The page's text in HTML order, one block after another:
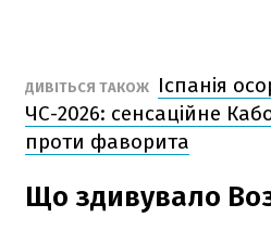
ДИВІТЬСЯ ТАКОЖ
Іспанія
ЧС-2026: сенсаційне
проти фаворита
Що здивувало